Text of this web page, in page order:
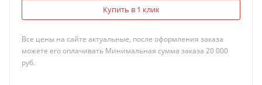
Купить в 1 клик
Все цены на сайте актуальные, после оформления заказа
можете его оплачивать Минимальная сумма заказа 20 000
руб.